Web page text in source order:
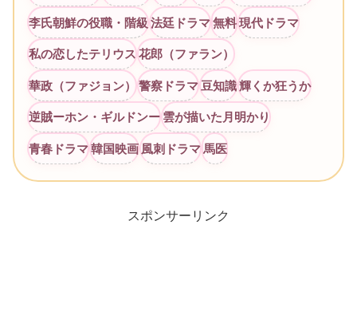
李氏朝鮮の役職・階級 法廷ドラマ 無料 現代ドラマ
私の恋したテリウス 花郎（ファラン）
華政（ファジョン） 警察ドラマ 豆知識 輝くか狂うか
逆賊ーホン・ギルドンー 雲が描いた月明かり
青春ドラマ 韓国映画 風刺ドラマ 馬医
スポンサーリンク